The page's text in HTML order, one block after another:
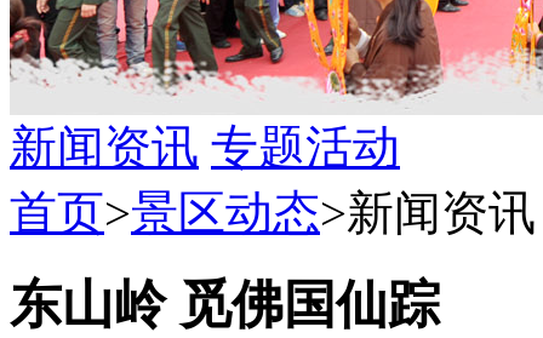
新闻资讯 专题活动
首页>景区动态>新闻资讯
东山岭 觅佛国仙踪